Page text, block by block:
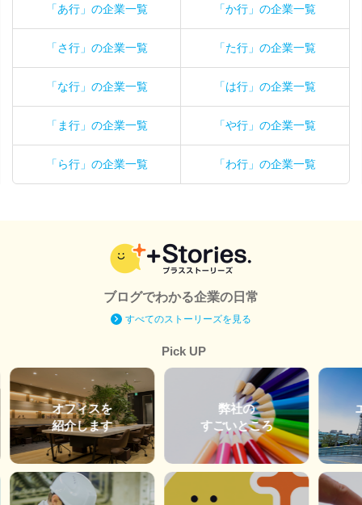
「あ行」の企業一覧 「か行」の企業一覧
「さ行」の企業一覧 「た行」の企業一覧
「な行」の企業一覧 「は行」の企業一覧
「ま行」の企業一覧 「や行」の企業一覧
「ら行」の企業一覧 「わ行」の企業一覧
ブログでわかる企業の日常
すべてのストーリーズを見る
Pick UP
オフィスを
紹介します
弊社の
すごいところ